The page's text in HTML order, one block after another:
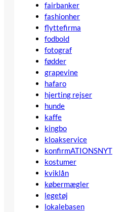
fairbanker
fashionher
flyttefirma
fodbold
fotograf
fødder
grapevine
hafaro
hjerting rejser
hunde
kaffe
kingbo
kloakservice
konfirmATIONSNYT
kostumer
kviklån
købermægler
legetøj
lokalebasen